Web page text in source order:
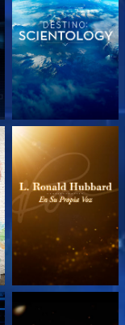
EXPLORA LAS
SERIES